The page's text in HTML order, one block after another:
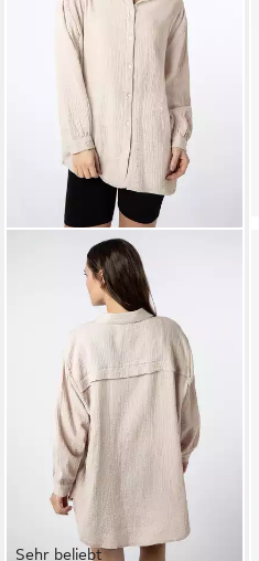
Sehr beliebt